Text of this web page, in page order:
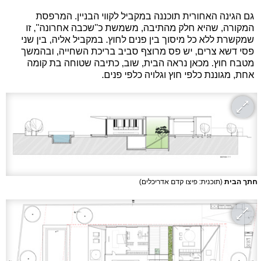
גם הגינה האחורית תוכננה במקביל לקווי הבניין. המרפסת
המקורה, שהיא חלק מהתיבה, משמשת כ''שכבה אחרונה'', זו
שמקשרת ללא כל מיסוך בין פנים לחוץ. במקביל אליה, בין שני
פסי דשא צרים, יש פס מרוצף סביב בריכת השחייה, ובהמשך
מטבח חוץ. מכאן נראה הבית, שוב, כתיבה שטוחה בת קומה
אחת, מגוננת כלפי חוץ וגלויה כלפי פנים.
חתך הבית (תוכנית: פיצו קדם אדריכלים)